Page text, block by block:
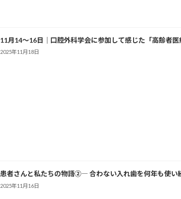
11月14〜16日｜口腔外科学会に参加して感じた「高齢者医
2025年11月18日
患者さんと私たちの物語②― 合わない入れ歯を何年も使い
2025年11月16日